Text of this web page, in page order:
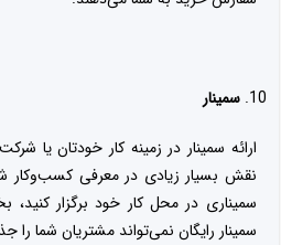
سمینار
ارائه سمینار در زمینه کار خودتان یا
نقش بسیار زیادی در معرفی کسب‌وکار
سمیناری در محل کار خود برگزار کنید،
سمینار رایگان نمی‌تواند مشتریان شما را